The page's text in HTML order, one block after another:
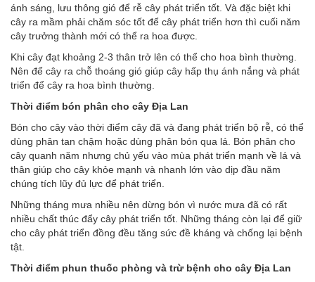
ánh sáng, lưu thông gió để rễ cây phát triển tốt. Và đặc biệt khi
cây ra mầm phải chăm sóc tốt để cây phát triển hơn thì cuối năm
cây trưởng thành mới có thể ra hoa được.
Khi cây đạt khoảng 2-3 thân trở lên có thể cho hoa bình thường.
Nên để cây ra chỗ thoáng gió giúp cây hấp thụ ánh nắng và phát
triển để cây ra hoa bình thường.
Thời điểm bón phân cho cây Địa Lan
Bón cho cây vào thời điểm cây đã và đang phát triển bộ rễ, có thể
dùng phân tan chậm hoặc dùng phân bón qua lá. Bón phân cho
cây quanh năm nhưng chủ yếu vào mùa phát triển mạnh về lá và
thân giúp cho cây khỏe mạnh và nhanh lớn vào dịp đầu năm
chúng tích lũy đủ lực để phát triển.
Những tháng mưa nhiều nên dừng bón vì nước mưa đã có rất
nhiều chất thúc đẩy cây phát triển tốt. Những tháng còn lại để giữ
cho cây phát triển đồng đều tăng sức đề kháng và chống lại bệnh
tật.
Thời điểm phun thuốc phòng và trừ bệnh cho cây Địa Lan